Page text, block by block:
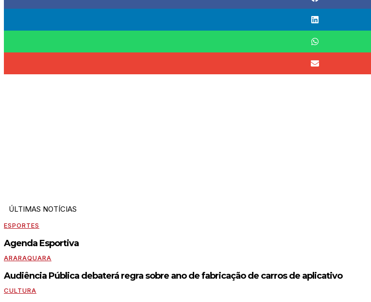
ÚLTIMAS NOTÍCIAS
ESPORTES
Agenda Esportiva
ARARAQUARA
Audiência Pública debaterá regra sobre ano de fabricação de carros de aplicativo
CULTURA